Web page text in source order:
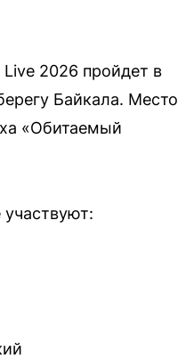
2026 пройдет в
Байкала. Место
«Обитаемый